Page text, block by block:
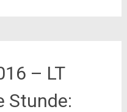
– LT
Stunde: